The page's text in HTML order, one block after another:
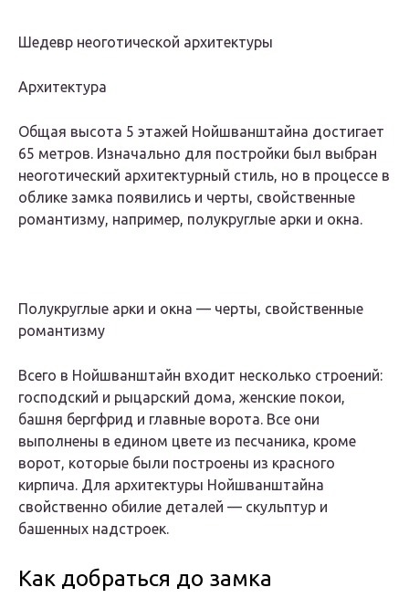
Шедевр неоготической архитектуры
Архитектура
Общая высота 5 этажей Нойшванштайна достигает
65 метров. Изначально для постройки был выбран
неоготический архитектурный стиль, но в процессе в
облике замка появились и черты, свойственные
романтизму, например, полукруглые арки и окна.
Полукруглые арки и окна — черты, свойственные
романтизму
Всего в Нойшванштайн входит несколько строений:
господский и рыцарский дома, женские покои,
башня бергфрид и главные ворота. Все они
выполнены в едином цвете из песчаника, кроме
ворот, которые были построены из красного
кирпича. Для архитектуры Нойшванштайна
свойственно обилие деталей — скульптур и
башенных надстроек.
Как добраться до замка